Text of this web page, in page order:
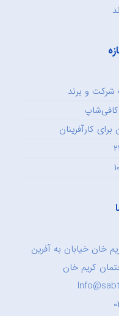
شرکت و برند
کارآفرینان
خان خیابان به آفرین